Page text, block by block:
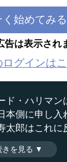
く始めてみる
告は表示され
グインは
・ハリマン
本側に申し入
太郎はこれに
満洲鉄道を共
変わっていた
きを見る ▼